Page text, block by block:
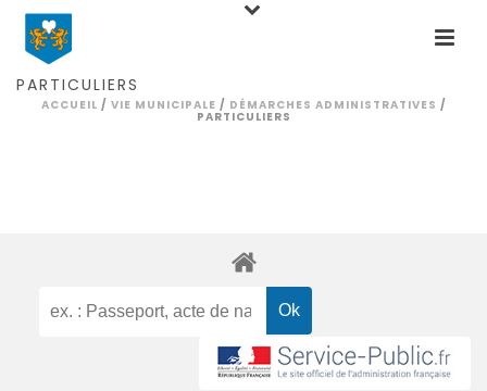
PARTICULIERS
ACCUEIL / VIE MUNICIPALE / DÉMARCHES ADMINISTRATIVES /
PARTICULIERS